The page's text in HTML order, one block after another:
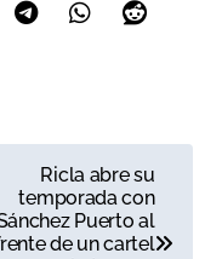
Ricla abre su
temporada con
Puerto al
de un cartel